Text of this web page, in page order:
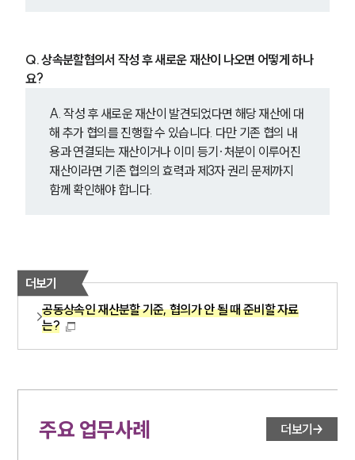
Q. 상속분할협의서 작성 후 새로운 재산이 나오면 어떻게 하나
요?
A. 작성 후 새로운 재산이 발견되었다면 해당 재산에 대
해 추가 협의를 진행할 수 있습니다. 다만 기존 협의 내
용과 연결되는 재산이거나 이미 등기·처분이 이루어진
재산이라면 기존 협의의 효력과 제3자 권리 문제까지
함께 확인해야 합니다.
더보기
공동상속인 재산분할 기준, 협의가 안 될 때 준비할 자료
는?
주요 업무사례 더보기